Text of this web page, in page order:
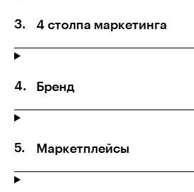
4 столпа маркетинга
Бренд
Маркетплейсы